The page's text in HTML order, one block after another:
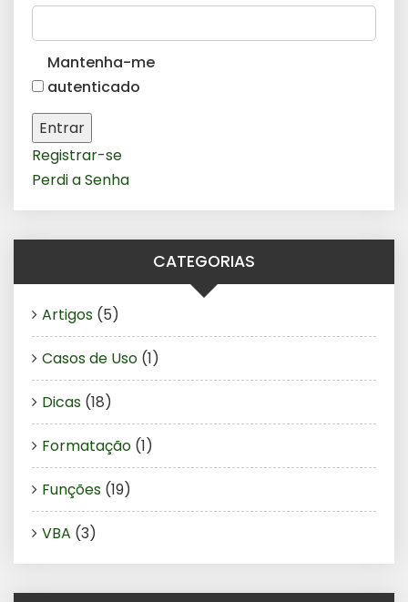
Mantenha-me
autenticado
Entrar
Registrar-se
Perdi a Senha
CATEGORIAS
Artigos (5)
Casos de Uso (1)
Dicas (18)
Formatação (1)
Funções (19)
VBA (3)